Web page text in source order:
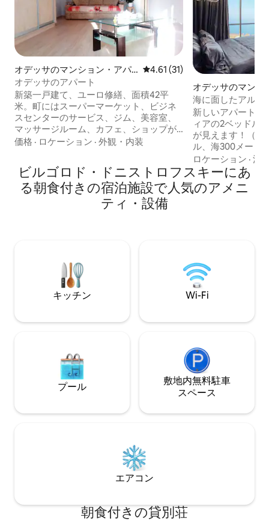
オデッサのマンション・アパ
ート
レビュー31件、5つ星中4.61つ
4.61 (31)
オデッサのアパート
新築一戸建て、ユーロ修繕、面積42平
米。町にはスーパーマーケット、ビジネ
スセンターのサービス、ジム、美容室、
マッサージルーム、カフェ、ショップが
あります。 アパートにはボイラー、コン
ー、冷蔵庫、冷凍庫、電気ケトル、ヘア
ードライヤー、ベッドリネンとタオル、
アイロン、アイロン台、洗濯機、ドライ
ヤーがあります。 オデッサの最高のビー
チへ： 12と16のアート。噴水ビーチ、
価格 · ロケーション · 外観・内装
オデッサのマンシ
海に面したアルカ
新しいアパートメ
ィアの2ベッドル
が見えます！（ア
ル、海300メート
らの街の素晴ら
眺めです！オデッ
ない印象に残るで
は、快適な滞在に
ロケーション ·清
ビルゴロド・ドニストロフスキーにあ
る朝食付きの宿泊施設で人気のアメニ
ティ・設備
キッチン Wi-Fi
プール
敷地内無料駐⁠車
ス⁠ペ⁠ー⁠ス
エアコン
朝食付きの貸別荘